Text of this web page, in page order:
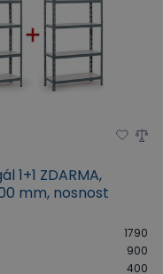
1+1 ZDARMA,
mm, nosnost
1790
900
400